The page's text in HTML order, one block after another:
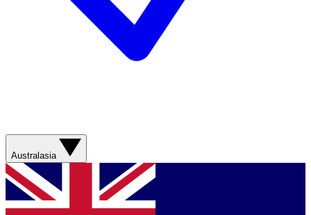
Australasia